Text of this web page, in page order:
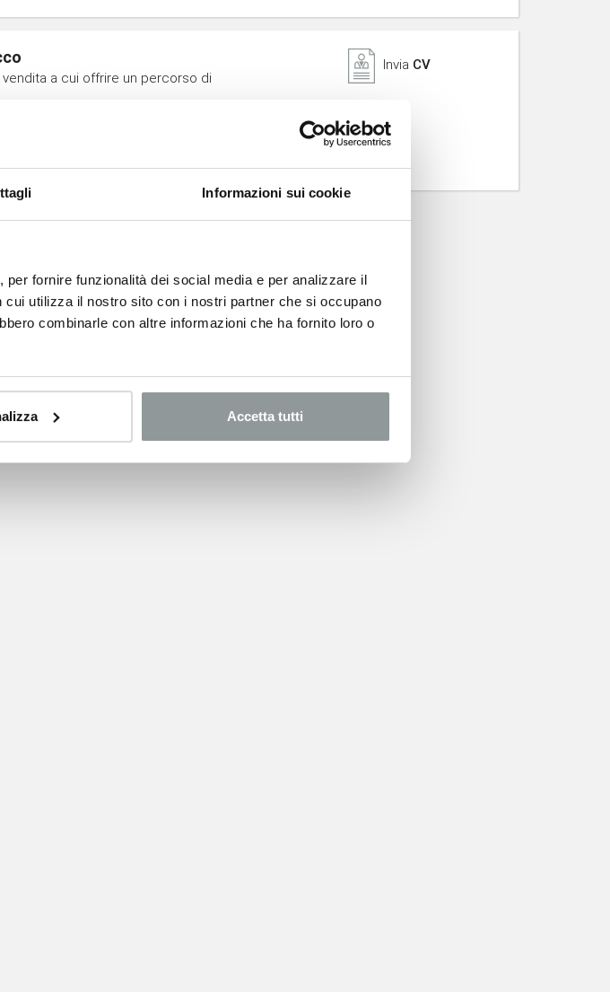
Informazioni sui cookie
fornire funzionalità dei social media e per analizzare il
utilizza il nostro sito con i nostri partner che si occupano
combinarle con altre informazioni che ha fornito loro o
Accetta tutti
vendita a cui offrire un percorso di
commerciale
anche finanziarie. Il
e continuativa.
Invia CV